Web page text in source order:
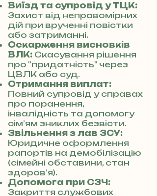
Виїзд та супровід у ТЦК:
Захист від неправомірних
дій при врученні повістки
або затриманні.
Оскарження висновків
ВЛК: Скасування рішення
про "придатність" через
ЦВЛК або суд.
Отримання виплат:
Повний супровід у справах
про поранення,
інвалідність та допомогу
сім’ям зниклих безвісти.
Звільнення з лав ЗСУ:
Юридичне оформлення
рапортів на демобілізацію
(сімейні обставини, стан
здоров’я).
Допомога при СЗЧ:
Закриття службових